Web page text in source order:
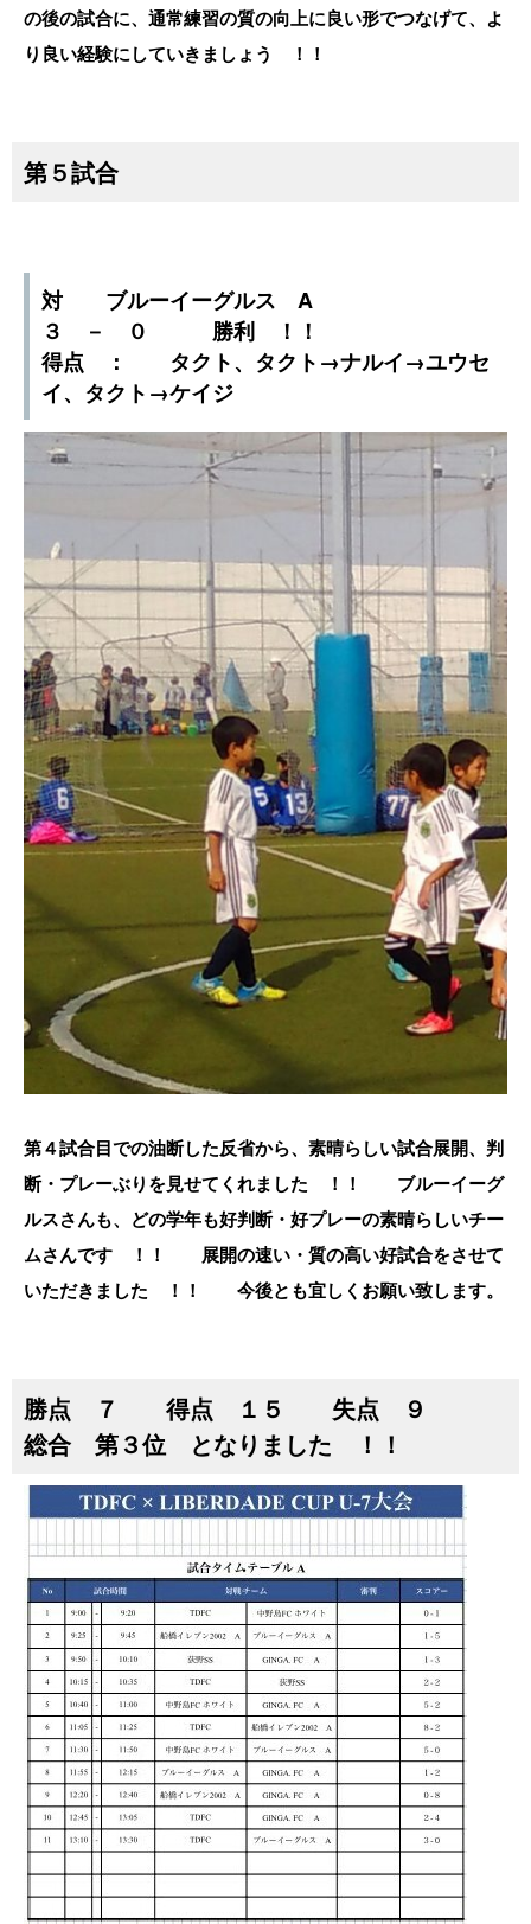
の後の試合に、通常練習の質の向上に良い形でつなげて、よ
り良い経験にしていきましょう ！！
第５試合
対 ブルーイーグルス A
３ － ０ 勝利 ！！
得点 ： タクト、タクト→ナルイ→ユウセ
イ、タクト→ケイジ
第４試合目での油断した反省から、素晴らしい試合展開、判
断・プレーぶりを見せてくれました ！！ ブルーイーグ
ルスさんも、どの学年も好判断・好プレーの素晴らしいチー
ムさんです ！！ 展開の速い・質の高い好試合をさせて
いただきました ！！ 今後とも宜しくお願い致します。
勝点 ７ 得点 １５ 失点 ９
総合 第３位 となりました ！！